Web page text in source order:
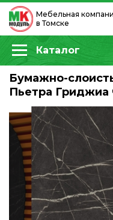
Мебельная
в Томске
Каталог
Бумажно-
Пьетра Гриджиа